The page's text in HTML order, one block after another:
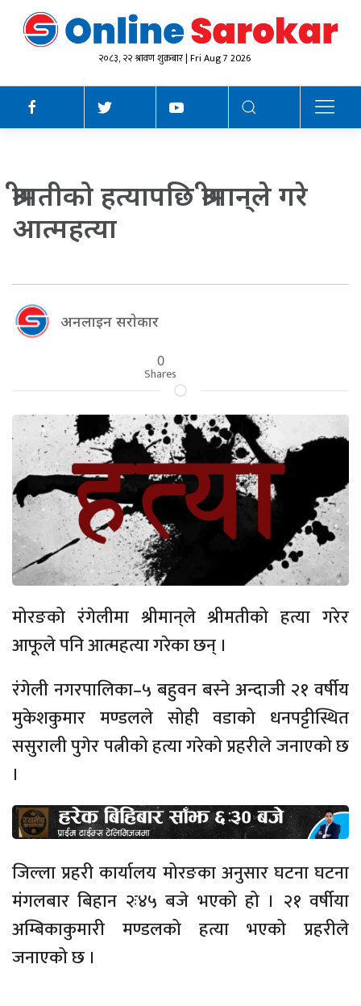
२०८३, २२ श्रावण शुक्रबार | Fri Aug 7 2026
श्रीमतीको हत्यापछि श्रीमान्‌ले गरे
आत्महत्या
अनलाइन सराेकार
0
Shares
मोरङको रंगेलीमा श्रीमान्‌ले श्रीमतीको हत्या गरेर
आफूले पनि आत्महत्या गरेका छन् ।
रंगेली नगरपालिका–५ बहुवन बस्ने अन्दाजी २१ वर्षीय
मुकेशकुमार मण्डलले सोही वडाको धनपट्टीस्थित
ससुराली पुगेर पत्नीको हत्या गरेको प्रहरीले जनाएको छ
।
जिल्ला प्रहरी कार्यालय मोरङका अनुसार घटना घटना
मंगलबार बिहान २ः४५ बजे भएको हो । २१ वर्षीया
अम्बिकाकुमारी मण्डलको हत्या भएको प्रहरीले
जनाएको छ ।